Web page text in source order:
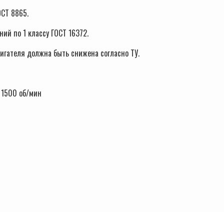
8865.
по 1 классу ГОСТ 16372.
должна быть снижена согласно ТУ.
1500 об/мин